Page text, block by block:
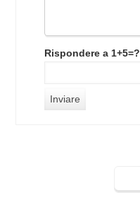
Rispondere a 1+5=?